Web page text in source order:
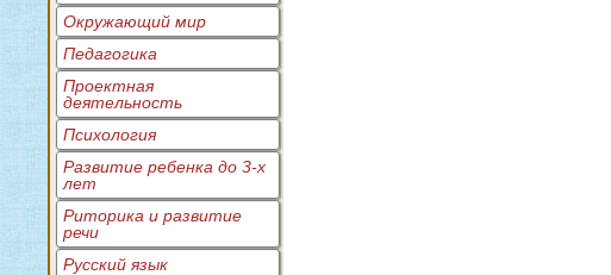
Окружающий мир
Педагогика
Проектная
деятельность
Психология
Развитие ребенка до 3-х
лет
Риторика и развитие
речи
Русский язык